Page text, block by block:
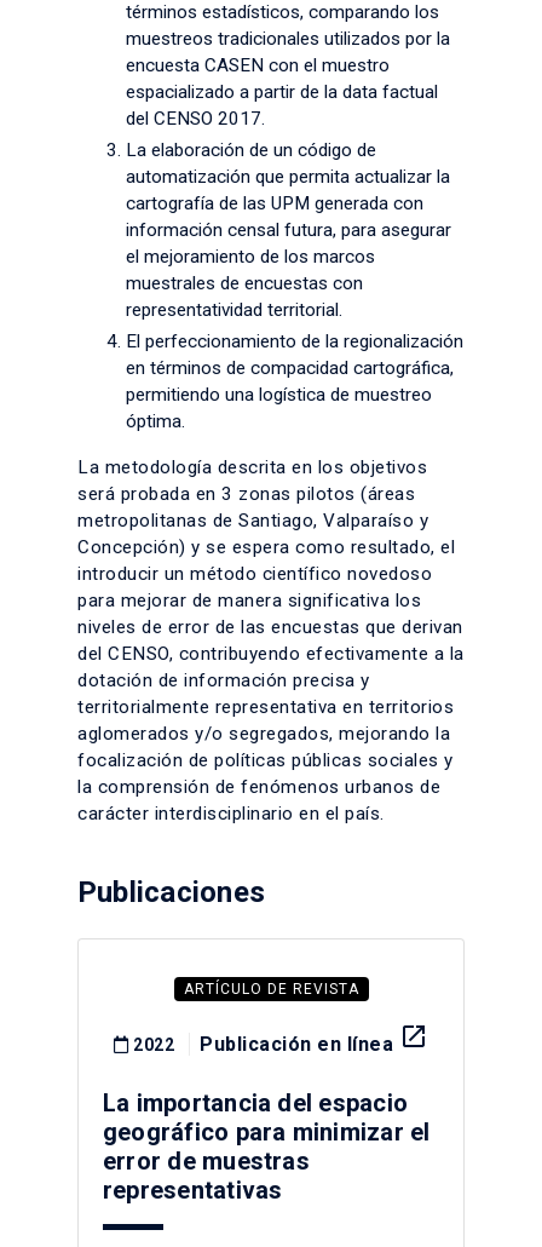
términos estadísticos, comparando los
muestreos tradicionales utilizados por la
encuesta CASEN con el muestro
espacializado a partir de la data factual
del CENSO 2017.
La elaboración de un código de
automatización que permita actualizar la
cartografía de las UPM generada con
información censal futura, para asegurar
el mejoramiento de los marcos
muestrales de encuestas con
representatividad territorial.
El perfeccionamiento de la regionalización
en términos de compacidad cartográfica,
permitiendo una logística de muestreo
óptima.
La metodología descrita en los objetivos
será probada en 3 zonas pilotos (áreas
metropolitanas de Santiago, Valparaíso y
Concepción) y se espera como resultado, el
introducir un método científico novedoso
para mejorar de manera significativa los
niveles de error de las encuestas que derivan
del CENSO, contribuyendo efectivamente a la
dotación de información precisa y
territorialmente representativa en territorios
aglomerados y/o segregados, mejorando la
focalización de políticas públicas sociales y
la comprensión de fenómenos urbanos de
carácter interdisciplinario en el país.
Publicaciones
ARTÍCULO DE REVISTA
2022 Publicación en línea launch
La importancia del espacio
geográfico para minimizar el
error de muestras
representativas